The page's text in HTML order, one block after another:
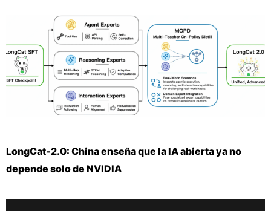
LongCat-2.0: China enseña que la IA abierta ya no
depende solo de NVIDIA